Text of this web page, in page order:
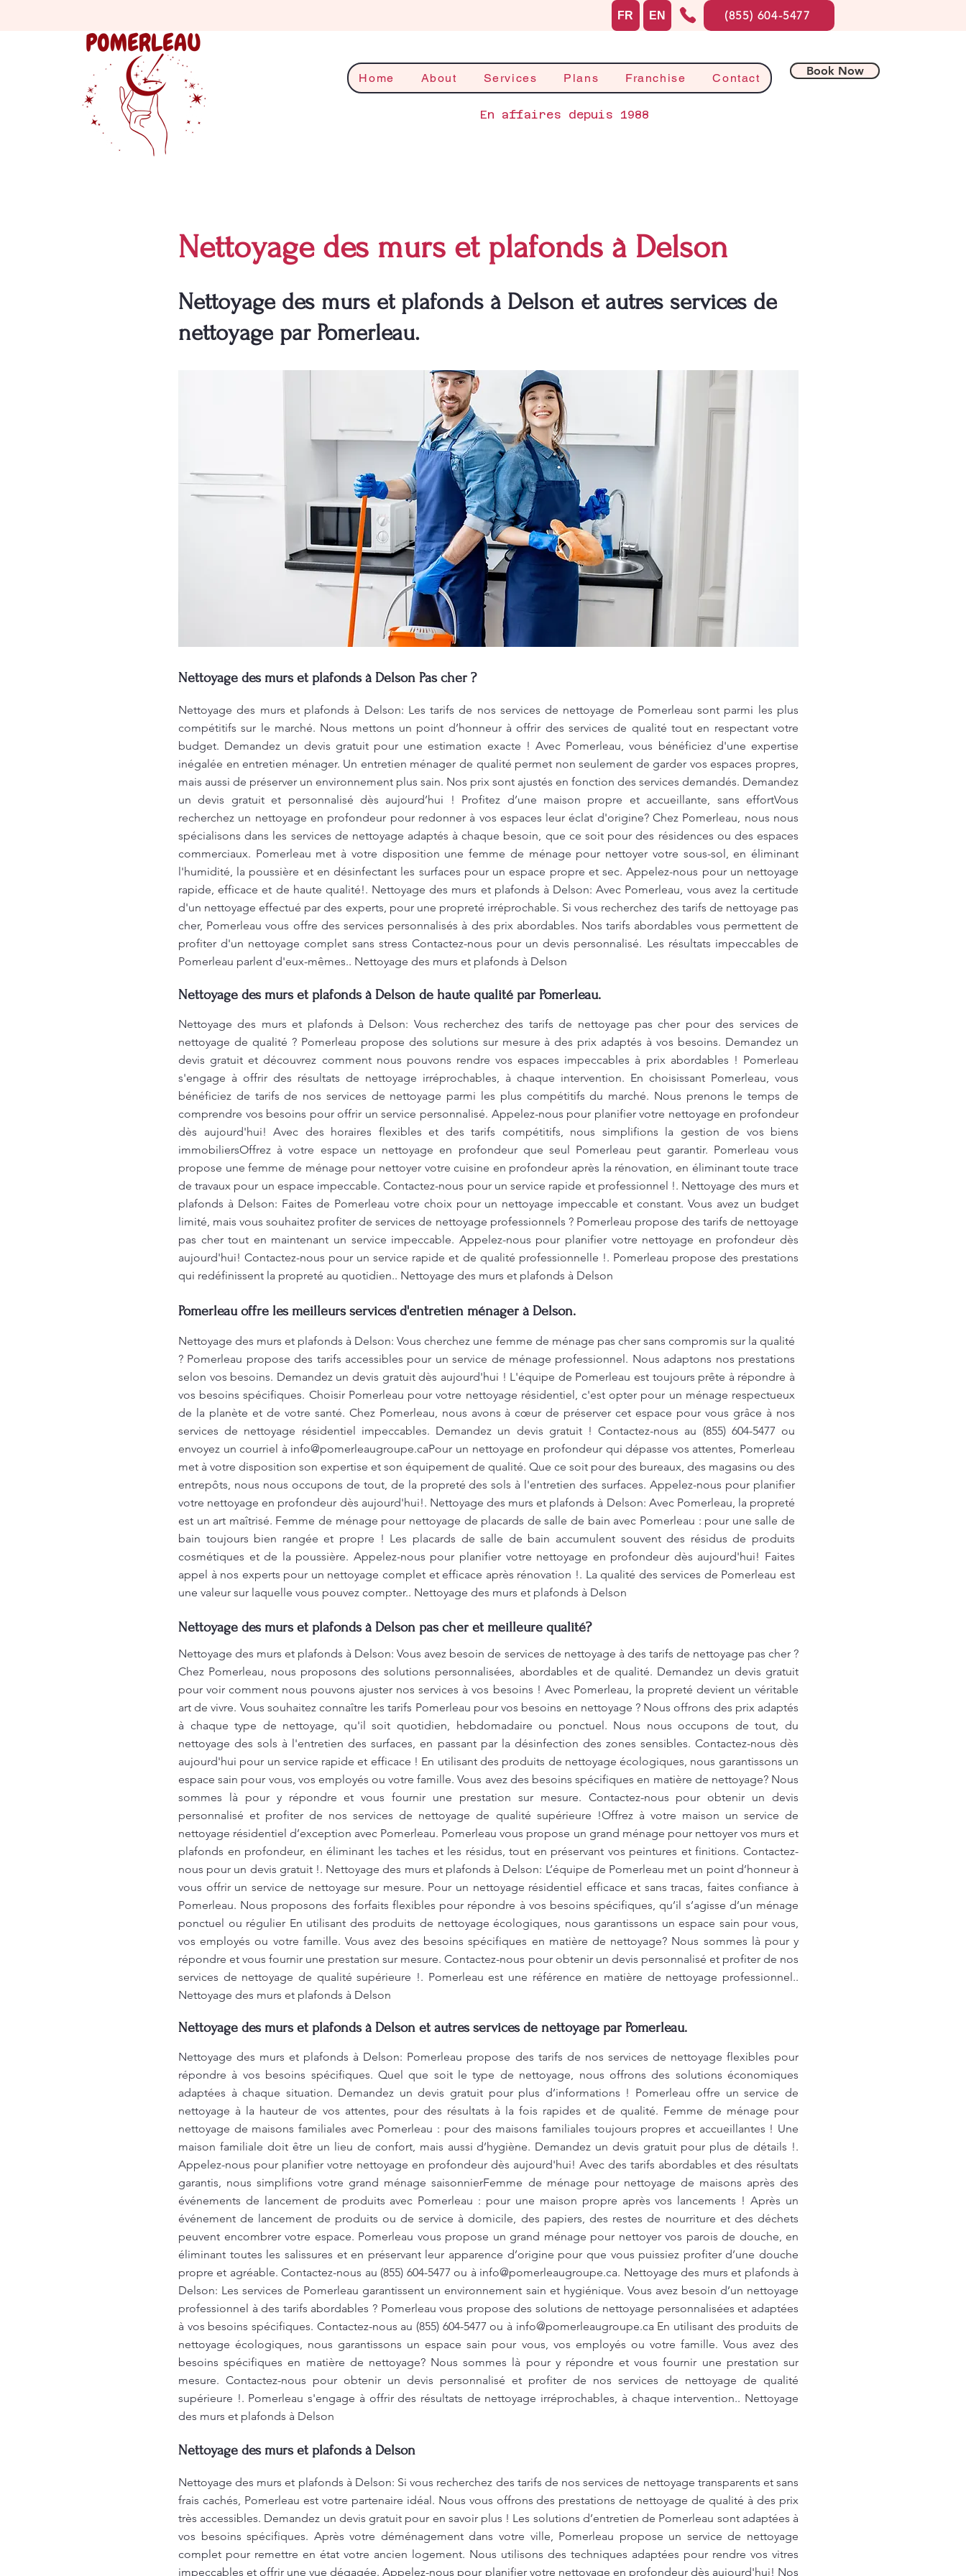
Home About Services Plans Franchise Contact
Book Now
En affaires depuis 1988
FR EN (855) 604-5477
Nettoyage des murs et plafonds à Delson
Nettoyage des murs et plafonds à Delson et autres services de
nettoyage par Pomerleau.
Nettoyage des murs et plafonds à Delson Pas cher ?
Nettoyage des murs et plafonds à Delson: Les tarifs de nos services de nettoyage de Pomerleau sont parmi les plus
compétitifs sur le marché. Nous mettons un point d’honneur à offrir des services de qualité tout en respectant votre
budget. Demandez un devis gratuit pour une estimation exacte ! Avec Pomerleau, vous bénéficiez d'une expertise
inégalée en entretien ménager. Un entretien ménager de qualité permet non seulement de garder vos espaces propres,
mais aussi de préserver un environnement plus sain. Nos prix sont ajustés en fonction des services demandés. Demandez
un devis gratuit et personnalisé dès aujourd’hui ! Profitez d’une maison propre et accueillante, sans effortVous
recherchez un nettoyage en profondeur pour redonner à vos espaces leur éclat d'origine? Chez Pomerleau, nous nous
spécialisons dans les services de nettoyage adaptés à chaque besoin, que ce soit pour des résidences ou des espaces
commerciaux. Pomerleau met à votre disposition une femme de ménage pour nettoyer votre sous-sol, en éliminant
l'humidité, la poussière et en désinfectant les surfaces pour un espace propre et sec. Appelez-nous pour un nettoyage
rapide, efficace et de haute qualité!. Nettoyage des murs et plafonds à Delson: Avec Pomerleau, vous avez la certitude
d'un nettoyage effectué par des experts, pour une propreté irréprochable. Si vous recherchez des tarifs de nettoyage pas
cher, Pomerleau vous offre des services personnalisés à des prix abordables. Nos tarifs abordables vous permettent de
profiter d'un nettoyage complet sans stress Contactez-nous pour un devis personnalisé. Les résultats impeccables de
Pomerleau parlent d'eux-mêmes.. Nettoyage des murs et plafonds à Delson
Nettoyage des murs et plafonds à Delson de haute qualité par Pomerleau.
Nettoyage des murs et plafonds à Delson: Vous recherchez des tarifs de nettoyage pas cher pour des services de
nettoyage de qualité ? Pomerleau propose des solutions sur mesure à des prix adaptés à vos besoins. Demandez un
devis gratuit et découvrez comment nous pouvons rendre vos espaces impeccables à prix abordables ! Pomerleau
s'engage à offrir des résultats de nettoyage irréprochables, à chaque intervention. En choisissant Pomerleau, vous
bénéficiez de tarifs de nos services de nettoyage parmi les plus compétitifs du marché. Nous prenons le temps de
comprendre vos besoins pour offrir un service personnalisé. Appelez-nous pour planifier votre nettoyage en profondeur
dès aujourd'hui! Avec des horaires flexibles et des tarifs compétitifs, nous simplifions la gestion de vos biens
immobiliersOffrez à votre espace un nettoyage en profondeur que seul Pomerleau peut garantir. Pomerleau vous
propose une femme de ménage pour nettoyer votre cuisine en profondeur après la rénovation, en éliminant toute trace
de travaux pour un espace impeccable. Contactez-nous pour un service rapide et professionnel !. Nettoyage des murs et
plafonds à Delson: Faites de Pomerleau votre choix pour un nettoyage impeccable et constant. Vous avez un budget
limité, mais vous souhaitez profiter de services de nettoyage professionnels ? Pomerleau propose des tarifs de nettoyage
pas cher tout en maintenant un service impeccable. Appelez-nous pour planifier votre nettoyage en profondeur dès
aujourd'hui! Contactez-nous pour un service rapide et de qualité professionnelle !. Pomerleau propose des prestations
qui redéfinissent la propreté au quotidien.. Nettoyage des murs et plafonds à Delson
Pomerleau offre les meilleurs services d'entretien ménager à Delson.
Nettoyage des murs et plafonds à Delson: Vous cherchez une femme de ménage pas cher sans compromis sur la qualité
? Pomerleau propose des tarifs accessibles pour un service de ménage professionnel. Nous adaptons nos prestations
selon vos besoins. Demandez un devis gratuit dès aujourd'hui ! L'équipe de Pomerleau est toujours prête à répondre à
vos besoins spécifiques. Choisir Pomerleau pour votre nettoyage résidentiel, c'est opter pour un ménage respectueux
de la planète et de votre santé. Chez Pomerleau, nous avons à cœur de préserver cet espace pour vous grâce à nos
services de nettoyage résidentiel impeccables. Demandez un devis gratuit ! Contactez-nous au (855) 604-5477 ou
envoyez un courriel à info@pomerleaugroupe.caPour un nettoyage en profondeur qui dépasse vos attentes, Pomerleau
met à votre disposition son expertise et son équipement de qualité. Que ce soit pour des bureaux, des magasins ou des
entrepôts, nous nous occupons de tout, de la propreté des sols à l'entretien des surfaces. Appelez-nous pour planifier
votre nettoyage en profondeur dès aujourd'hui!. Nettoyage des murs et plafonds à Delson: Avec Pomerleau, la propreté
est un art maîtrisé. Femme de ménage pour nettoyage de placards de salle de bain avec Pomerleau : pour une salle de
bain toujours bien rangée et propre ! Les placards de salle de bain accumulent souvent des résidus de produits
cosmétiques et de la poussière. Appelez-nous pour planifier votre nettoyage en profondeur dès aujourd'hui! Faites
appel à nos experts pour un nettoyage complet et efficace après rénovation !. La qualité des services de Pomerleau est
une valeur sur laquelle vous pouvez compter.. Nettoyage des murs et plafonds à Delson
Nettoyage des murs et plafonds à Delson pas cher et meilleure qualité?
Nettoyage des murs et plafonds à Delson: Vous avez besoin de services de nettoyage à des tarifs de nettoyage pas cher ?
Chez Pomerleau, nous proposons des solutions personnalisées, abordables et de qualité. Demandez un devis gratuit
pour voir comment nous pouvons ajuster nos services à vos besoins ! Avec Pomerleau, la propreté devient un véritable
art de vivre. Vous souhaitez connaître les tarifs Pomerleau pour vos besoins en nettoyage ? Nous offrons des prix adaptés
à chaque type de nettoyage, qu'il soit quotidien, hebdomadaire ou ponctuel. Nous nous occupons de tout, du
nettoyage des sols à l'entretien des surfaces, en passant par la désinfection des zones sensibles. Contactez-nous dès
aujourd'hui pour un service rapide et efficace ! En utilisant des produits de nettoyage écologiques, nous garantissons un
espace sain pour vous, vos employés ou votre famille. Vous avez des besoins spécifiques en matière de nettoyage? Nous
sommes là pour y répondre et vous fournir une prestation sur mesure. Contactez-nous pour obtenir un devis
personnalisé et profiter de nos services de nettoyage de qualité supérieure !Offrez à votre maison un service de
nettoyage résidentiel d’exception avec Pomerleau. Pomerleau vous propose un grand ménage pour nettoyer vos murs et
plafonds en profondeur, en éliminant les taches et les résidus, tout en préservant vos peintures et finitions. Contactez-
nous pour un devis gratuit !. Nettoyage des murs et plafonds à Delson: L’équipe de Pomerleau met un point d’honneur à
vous offrir un service de nettoyage sur mesure. Pour un nettoyage résidentiel efficace et sans tracas, faites confiance à
Pomerleau. Nous proposons des forfaits flexibles pour répondre à vos besoins spécifiques, qu’il s’agisse d’un ménage
ponctuel ou régulier En utilisant des produits de nettoyage écologiques, nous garantissons un espace sain pour vous,
vos employés ou votre famille. Vous avez des besoins spécifiques en matière de nettoyage? Nous sommes là pour y
répondre et vous fournir une prestation sur mesure. Contactez-nous pour obtenir un devis personnalisé et profiter de nos
services de nettoyage de qualité supérieure !. Pomerleau est une référence en matière de nettoyage professionnel..
Nettoyage des murs et plafonds à Delson
Nettoyage des murs et plafonds à Delson et autres services de nettoyage par Pomerleau.
Nettoyage des murs et plafonds à Delson: Pomerleau propose des tarifs de nos services de nettoyage flexibles pour
répondre à vos besoins spécifiques. Quel que soit le type de nettoyage, nous offrons des solutions économiques
adaptées à chaque situation. Demandez un devis gratuit pour plus d’informations ! Pomerleau offre un service de
nettoyage à la hauteur de vos attentes, pour des résultats à la fois rapides et de qualité. Femme de ménage pour
nettoyage de maisons familiales avec Pomerleau : pour des maisons familiales toujours propres et accueillantes ! Une
maison familiale doit être un lieu de confort, mais aussi d’hygiène. Demandez un devis gratuit pour plus de détails !.
Appelez-nous pour planifier votre nettoyage en profondeur dès aujourd'hui! Avec des tarifs abordables et des résultats
garantis, nous simplifions votre grand ménage saisonnierFemme de ménage pour nettoyage de maisons après des
événements de lancement de produits avec Pomerleau : pour une maison propre après vos lancements ! Après un
événement de lancement de produits ou de service à domicile, des papiers, des restes de nourriture et des déchets
peuvent encombrer votre espace. Pomerleau vous propose un grand ménage pour nettoyer vos parois de douche, en
éliminant toutes les salissures et en préservant leur apparence d’origine pour que vous puissiez profiter d’une douche
propre et agréable. Contactez-nous au (855) 604-5477 ou à info@pomerleaugroupe.ca. Nettoyage des murs et plafonds à
Delson: Les services de Pomerleau garantissent un environnement sain et hygiénique. Vous avez besoin d’un nettoyage
professionnel à des tarifs abordables ? Pomerleau vous propose des solutions de nettoyage personnalisées et adaptées
à vos besoins spécifiques. Contactez-nous au (855) 604-5477 ou à info@pomerleaugroupe.caEn utilisant des produits de
nettoyage écologiques, nous garantissons un espace sain pour vous, vos employés ou votre famille. Vous avez des
besoins spécifiques en matière de nettoyage? Nous sommes là pour y répondre et vous fournir une prestation sur
mesure. Contactez-nous pour obtenir un devis personnalisé et profiter de nos services de nettoyage de qualité
supérieure !. Pomerleau s'engage à offrir des résultats de nettoyage irréprochables, à chaque intervention.. Nettoyage
des murs et plafonds à Delson
Nettoyage des murs et plafonds à Delson
Nettoyage des murs et plafonds à Delson: Si vous recherchez des tarifs de nos services de nettoyage transparents et sans
frais cachés, Pomerleau est votre partenaire idéal. Nous vous offrons des prestations de nettoyage de qualité à des prix
très accessibles. Demandez un devis gratuit pour en savoir plus ! Les solutions d’entretien de Pomerleau sont adaptées à
vos besoins spécifiques. Après votre déménagement dans votre ville, Pomerleau propose un service de nettoyage
complet pour remettre en état votre ancien logement. Nous utilisons des techniques adaptées pour rendre vos vitres
impeccables et offrir une vue dégagée. Appelez-nous pour planifier votre nettoyage en profondeur dès aujourd'hui! Nos